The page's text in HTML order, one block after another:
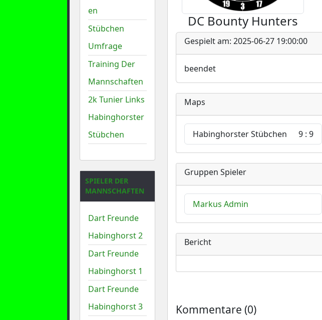
en
Stübchen
Umfrage
Training Der
Mannschaften
2k Tunier Links
Habinghorster
Stübchen
SPIELER DER
MANNSCHAFTEN
Dart Freunde
Habinghorst 2
Dart Freunde
Habinghorst 1
Dart Freunde
Habinghorst 3
DC Bounty Hunters
Gespielt am: 2025-06-27 19:00:00
beendet
Maps
Habinghorster Stübchen 9 : 9
Gruppen Spieler
Markus Admin
Bericht
Kommentare (0)